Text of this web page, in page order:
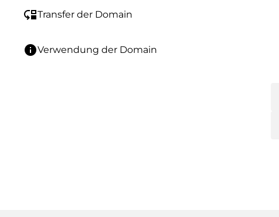
move_downTransfer der Domain
infoVerwendung der Domain